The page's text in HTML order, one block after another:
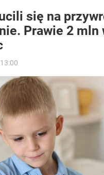
się na
Prawie 2 mln
13:00